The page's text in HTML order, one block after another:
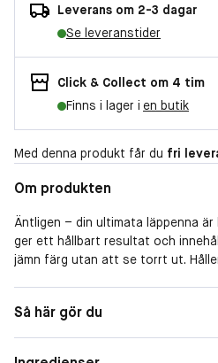
Leverans om 2-3 dagar
Se leveranstider
Click & Collect om 4 tim
Finns i lager i en butik
Med denna produkt får du fri
Om produkten
Äntligen – din ultimata läppenna är
ger ett hållbart resultat och
jämn färg utan att se torrt ut.
Från dina läppars önskelista. De
Så här gör du